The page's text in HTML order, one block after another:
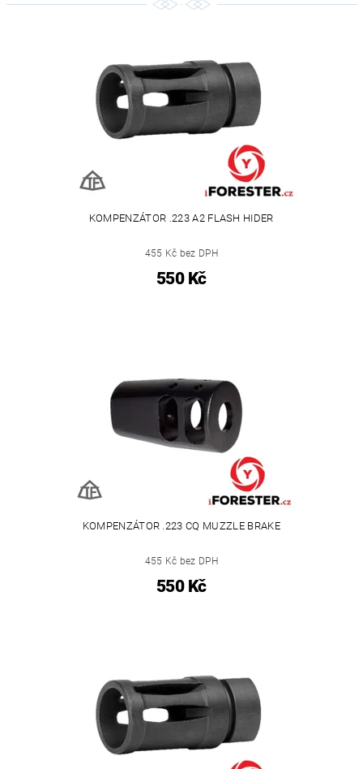
KOMPENZÁTOR .223 A2 FLASH HIDER
455 Kč bez DPH
550 Kč
KOMPENZÁTOR .223 CQ MUZZLE BRAKE
455 Kč bez DPH
550 Kč